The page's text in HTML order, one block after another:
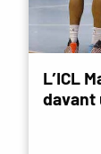
L’ICL
davant